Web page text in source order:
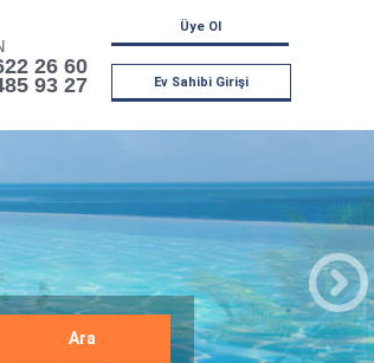
Üye Ol
Ev Sahibi Girişi
26 60
93 27